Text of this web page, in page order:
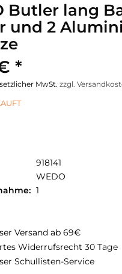
Butler lang
und 2
*
MwSt. zzgl.
918141
WEDO
1
Versand ab 69€
Widerrufsrecht 30 Tage
Schullisten-Service